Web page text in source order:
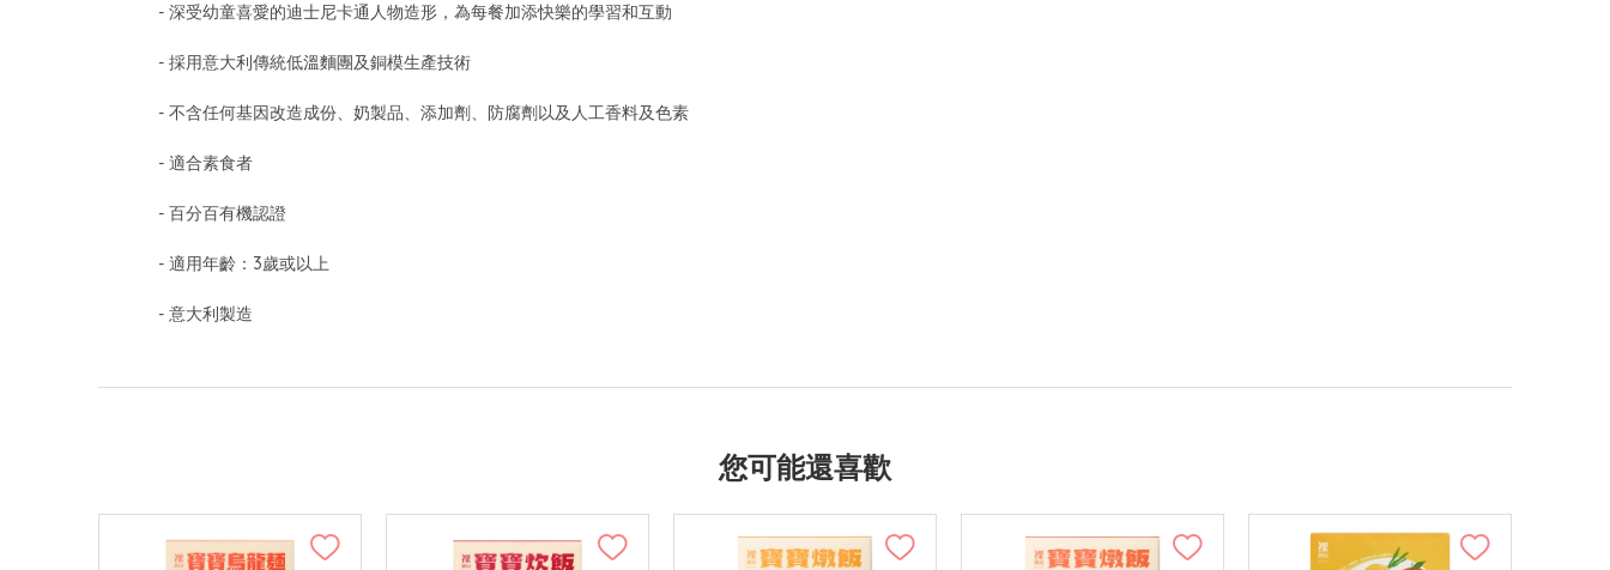
- 深受幼童喜愛的迪士尼卡通人物造形，為每餐加添快樂的學習和互動
- 採用意大利傳統低溫麵團及銅模生產技術
- 不含任何基因改造成份、奶製品、添加劑、防腐劑以及人工香料及色素
- 適合素食者
- 百分百有機認證
- 適用年齡：3歲或以上
- 意大利製造
您可能還喜歡